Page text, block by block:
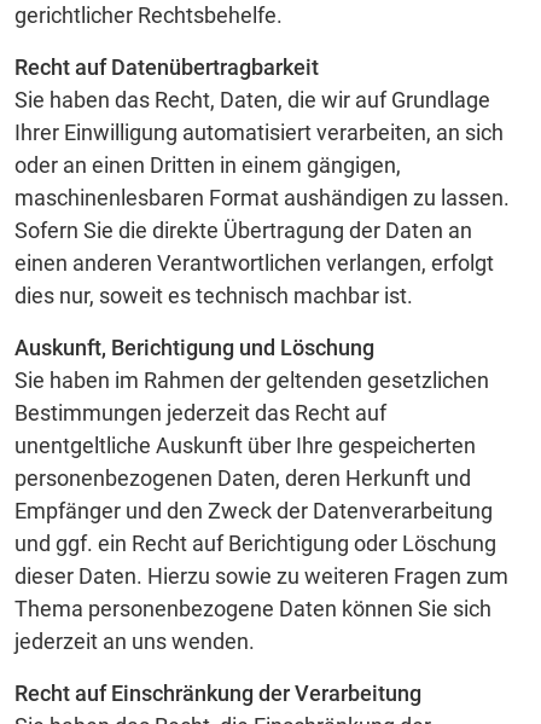
gerichtlicher Rechtsbehelfe.
Recht auf Datenübertragbarkeit
Sie haben das Recht, Daten, die wir auf Grundlage
Ihrer Einwilligung automatisiert verarbeiten, an sich
oder an einen Dritten in einem gängigen,
maschinenlesbaren Format aushändigen zu lassen.
Sofern Sie die direkte Übertragung der Daten an
einen anderen Verantwortlichen verlangen, erfolgt
dies nur, soweit es technisch machbar ist.
Auskunft, Berichtigung und Löschung
Sie haben im Rahmen der geltenden gesetzlichen
Bestimmungen jederzeit das Recht auf
unentgeltliche Auskunft über Ihre gespeicherten
personenbezogenen Daten, deren Herkunft und
Empfänger und den Zweck der Datenverarbeitung
und ggf. ein Recht auf Berichtigung oder Löschung
dieser Daten. Hierzu sowie zu weiteren Fragen zum
Thema personenbezogene Daten können Sie sich
jederzeit an uns wenden.
Recht auf Einschränkung der Verarbeitung